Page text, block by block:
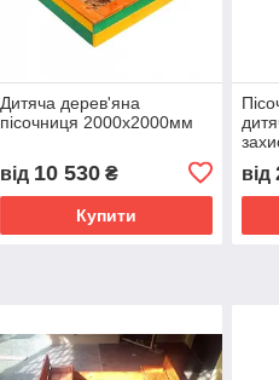
Дитяча дерев'яна
пісочниця 2000х2000мм
від 10 530₴
Купити
від